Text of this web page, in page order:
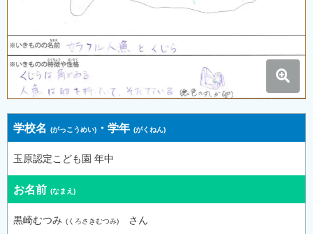
学校名 ・学年
玉原認定こども園 年中
お名前
黒崎むつみ さん